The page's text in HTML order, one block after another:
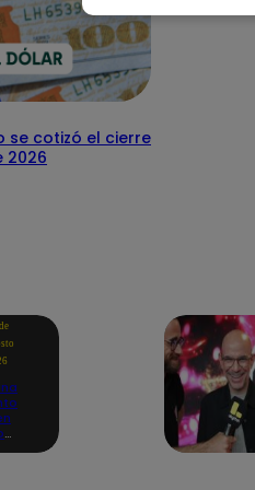
se cotizó el cierre
2026